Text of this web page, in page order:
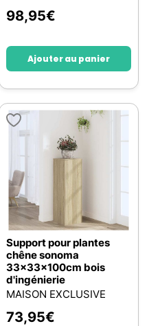
98,95€
Ajouter au panier
Support pour plantes
chêne sonoma
33x33x100cm bois
d'ingénierie
MAISON EXCLUSIVE
73,95€